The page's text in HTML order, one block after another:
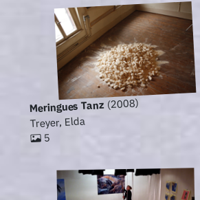
Meringues Tanz (2008)
Treyer, Elda
5